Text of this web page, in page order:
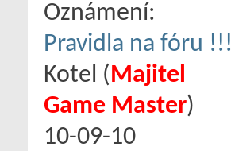
Oznámení:
Pravidla na fóru !!!
Kotel ‎(Majitel
Game Master)
10-09-10